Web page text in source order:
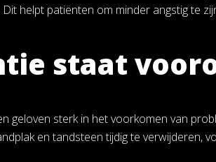
helpt patiënten om minder angstig te
staat
geloven sterk in het voorkomen van
en tandsteen tijdig te verwijderen,